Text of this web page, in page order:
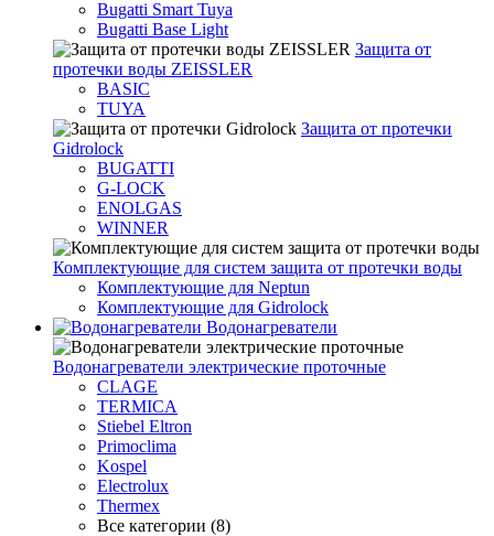
Bugatti Smart Tuya
Bugatti Base Light
Защита от
протечки воды ZEISSLER
BASIC
TUYA
Защита от протечки
Gidrolock
BUGATTI
G-LOCK
ENOLGAS
WINNER
Комплектующие для систем защита от протечки воды
Комплектующие для Neptun
Комплектующие для Gidrolock
Водонагреватели
Водонагреватeли электрические проточные
CLAGE
TERMICA
Stiebel Eltron
Primoclima
Kospel
Electrolux
Thermex
Все категории (8)